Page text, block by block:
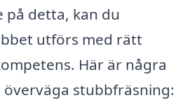
på detta, kan du
utförs med rätt
Här är några
stubbfräsning: